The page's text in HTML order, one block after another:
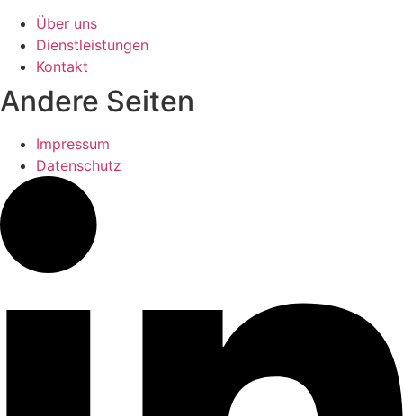
Über uns
Dienstleistungen
Kontakt
Andere Seiten
Impressum
Datenschutz